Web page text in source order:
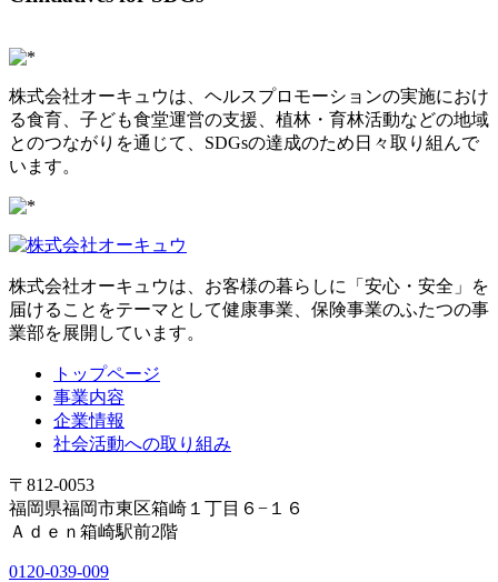
株式会社オーキュウは、ヘルスプロモーションの実施におけ
る食育、子ども食堂運営の支援、植林・育林活動などの地域
とのつながりを通じて、SDGsの達成のため日々取り組んで
います。
株式会社オーキュウは、お客様の暮らしに「安心・安全」を
届けることをテーマとして健康事業、保険事業のふたつの事
業部を展開しています。
トップページ
事業内容
企業情報
社会活動への取り組み
〒812-0053
福岡県福岡市東区箱崎１丁目６−１６
Ａｄｅｎ箱崎駅前2階
0120-039-009